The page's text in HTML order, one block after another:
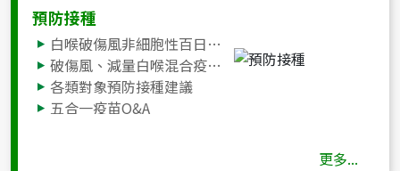
預防接種
白喉破傷風非細胞性百日咳、ｂ型嗜血桿菌及不活化小兒麻痺五合一疫苗(DTaP-Hib-IPV)
破傷風、減量白喉混合疫苗(Td)、減量破傷風白喉非細胞性百日咳混合疫苗(Tdap)、減量破傷風白喉非細胞性百日咳及不活化小兒麻痺混合疫苗(Tdap-IPV)、白喉破傷風非細胞性百日咳及不活化小兒麻痺混合疫苗(DTaP-IPV)
各類對象預防接種建議
五合一疫苗Q&A
更多...